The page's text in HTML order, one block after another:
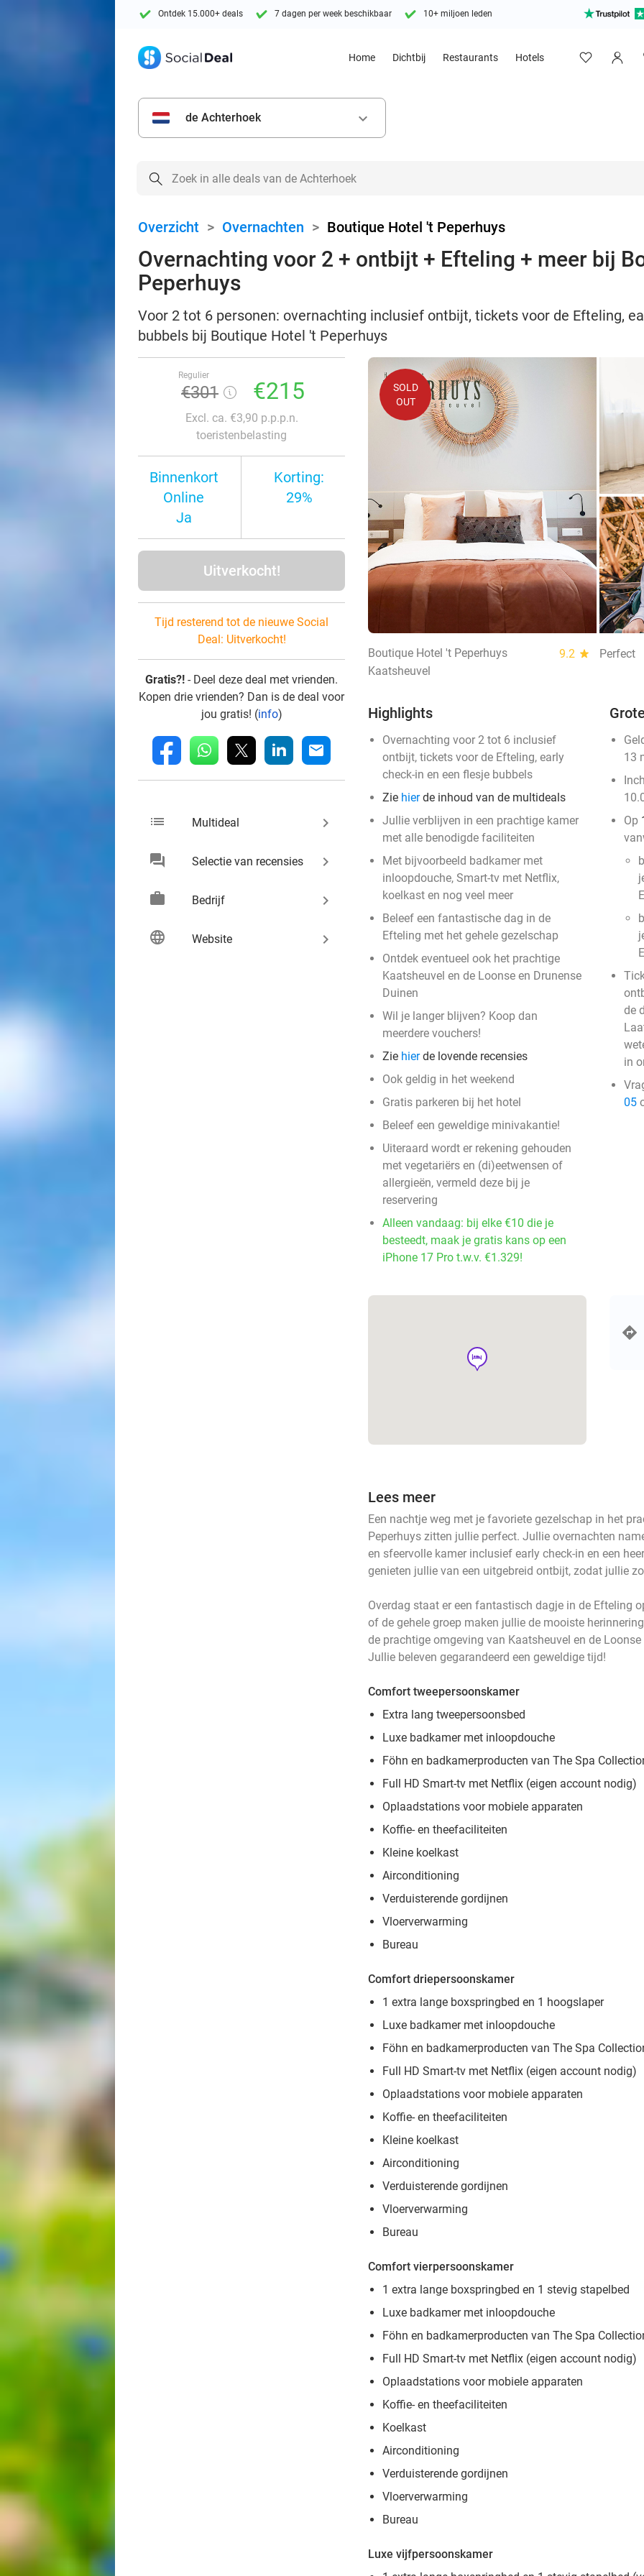
Ontdek 15.000+ deals 7 dagen per week beschikbaar 10+ miljoen leden
Home Dichtbij Restaurants Hotels
de Achterhoek keyboard_arrow_down
Overzicht > Overnachten > Boutique Hotel 't Peperhuys
Overnachting voor 2 + ontbijt + Efteling + meer bij
Peperhuys
Voor 2 tot 6 personen: overnachting inclusief ontbijt, tickets voor de Efteling,
bubbels bij Boutique Hotel 't Peperhuys
Regulier
€301 €215
Excl. ca. €3,90 p.p.p.n.
toeristenbelasting
Binnenkort
Online
Ja
Korting:
29%
Uitverkocht!
Tijd resterend tot de nieuwe Social
Deal: Uitverkocht!
Gratis?! - Deel deze deal met vrienden.
Kopen drie vrienden? Dan is de deal voor
jou gratis! (info)
fb whatsapp linkedin mail
list Multideal keyboard_arrow_right
chat Selectie van recensies keyboard_arrow_right
work Bedrijf keyboard_arrow_right
language Website keyboard_arrow_right
SOLD
OUT
Boutique Hotel 't Peperhuys 9.2 star
Perfect
Kaatsheuvel
Highlights
Overnachting voor 2 tot 6 inclusief
ontbijt, tickets voor de Efteling, early
check-in en een flesje bubbels
Zie hierde inhoud van de multideals
Jullie verblijven in een prachtige kamer
met alle benodigde faciliteiten
Met bijvoorbeeld badkamer met
inloopdouche, Smart-tv met Netflix,
koelkast en nog veel meer
Beleef een fantastische dag in de
Efteling met het gehele gezelschap
Ontdek eventueel ook het prachtige
Kaatsheuvel en de Loonse en Drunense
Duinen
Wil je langer blijven? Koop dan
meerdere vouchers!
Zie hierde lovende recensies
Ook geldig in het weekend
Gratis parkeren bij het hotel
Beleef een geweldige minivakantie!
Uiteraard wordt er rekening gehouden
met vegetariërs en (di)eetwensen of
allergieën, vermeld deze bij je
reservering
Alleen vandaag: bij elke €10 die je
besteedt, maak je gratis kans op een
iPhone 17 Pro t.w.v. €1.329!
13
Op
de
in
05
hotel
Lees meer
Een nachtje weg met je favoriete gezelschap in het
Peperhuys zitten jullie perfect. Jullie overnachten
en sfeervolle kamer inclusief early check-in en een
genieten jullie van een uitgebreid ontbijt, zodat jullie
Overdag staat er een fantastisch dagje in de Efteling
of de gehele groep maken jullie de mooiste
de prachtige omgeving van Kaatsheuvel en de
Jullie beleven gegarandeerd een geweldige tijd!
Comfort tweepersoonskamer
Extra lang tweepersoonsbed
Luxe badkamer met inloopdouche
Föhn en badkamerproducten van The Spa
Full HD Smart-tv met Netflix (eigen account nodig)
Oplaadstations voor mobiele apparaten
Koffie- en theefaciliteiten
Kleine koelkast
Airconditioning
Verduisterende gordijnen
Vloerverwarming
Bureau
Comfort driepersoonskamer
1 extra lange boxspringbed en 1 hoogslaper
Luxe badkamer met inloopdouche
Föhn en badkamerproducten van The Spa
Full HD Smart-tv met Netflix (eigen account nodig)
Oplaadstations voor mobiele apparaten
Koffie- en theefaciliteiten
Kleine koelkast
Airconditioning
Verduisterende gordijnen
Vloerverwarming
Bureau
Comfort vierpersoonskamer
1 extra lange boxspringbed en 1 stevig stapelbed
Luxe badkamer met inloopdouche
Föhn en badkamerproducten van The Spa
Full HD Smart-tv met Netflix (eigen account nodig)
Oplaadstations voor mobiele apparaten
Koffie- en theefaciliteiten
Koelkast
Airconditioning
Verduisterende gordijnen
Vloerverwarming
Bureau
Luxe vijfpersoonskamer